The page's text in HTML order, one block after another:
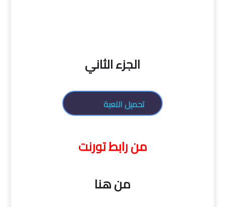
الجزء الثاني
تحميل اللعبة
من رابط تورنت
من هنا